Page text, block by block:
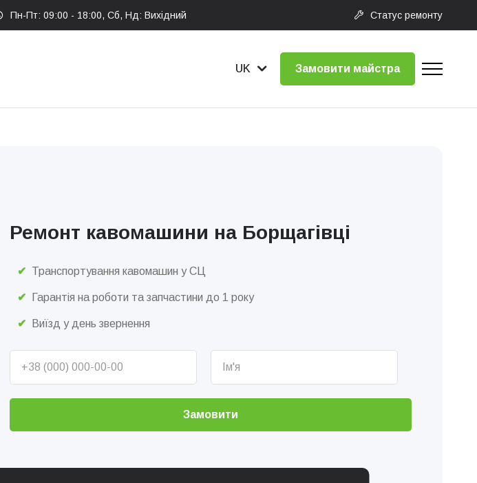
Пн-Пт: 09:00 - 18:00, Сб, Нд: Вихідний Статус ремонту
UK Замовити майстра
Ремонт кавомашини на Борщагівці
Транспортування кавомашин у СЦ
Гарантія на роботи та запчастини до 1 року
Виїзд у день звернення
Замовити